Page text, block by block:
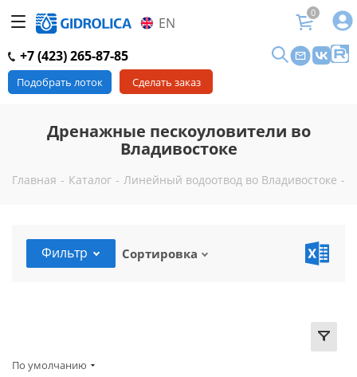
EN
0
+7 (423) 265-87-85
Подобрать лоток Сделать заказ
Дренажные пескоуловители во
Владивостоке
Главная - Каталог - Линейный водоотвод во Владивостоке -
Фильтр Сортировка
По умолчанию